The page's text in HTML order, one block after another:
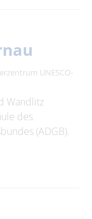
UNESCO-
Wandlitz
des
(ADGB).